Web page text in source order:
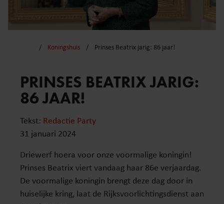
Koningshuis Prinses Beatrix jarig: 86 jaar!
PRINSES BEATRIX JARIG:
86 JAAR!
Tekst: Redactie Party
31 januari 2024
Driewerf hoera voor onze voormalige koningin!
Prinses Beatrix viert vandaag haar 86e verjaardag.
De voormalige koningin brengt deze dag door in
huiselijke kring, laat de Rijksvoorlichtingsdienst aan